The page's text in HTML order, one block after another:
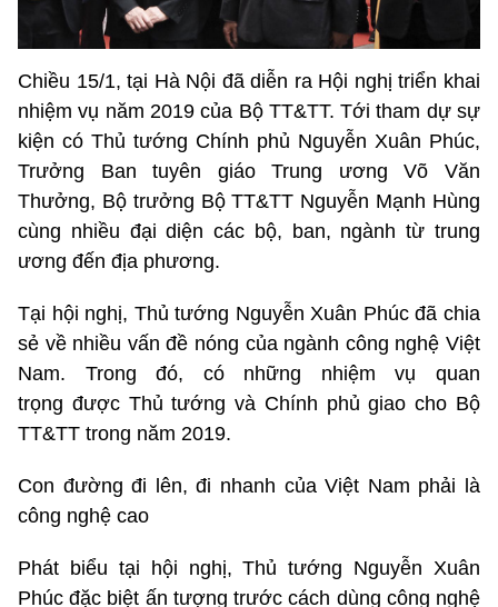
Chiều 15/1, tại Hà Nội đã diễn ra Hội nghị triển khai
nhiệm vụ năm 2019 của Bộ TT&TT. Tới tham dự sự
kiện có Thủ tướng Chính phủ Nguyễn Xuân Phúc,
Trưởng Ban tuyên giáo Trung ương Võ Văn
Thưởng, Bộ trưởng Bộ TT&TT Nguyễn Mạnh Hùng
cùng nhiều đại diện các bộ, ban, ngành từ trung
ương đến địa phương.
Tại hội nghị, Thủ tướng Nguyễn Xuân Phúc đã chia
sẻ về nhiều vấn đề nóng của ngành công nghệ Việt
Nam. Trong đó, có những nhiệm vụ quan
trọng được Thủ tướng và Chính phủ giao cho Bộ
TT&TT trong năm 2019.
Con đường đi lên, đi nhanh của Việt Nam phải là
công nghệ cao
Phát biểu tại hội nghị, Thủ tướng Nguyễn Xuân
Phúc đặc biệt ấn tượng trước cách dùng công nghệ